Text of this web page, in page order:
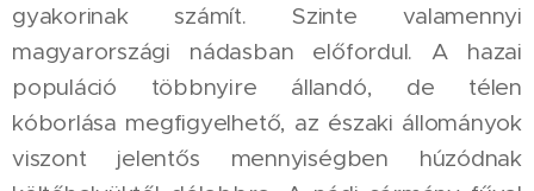
gyakorinak számít. Szinte valamennyi
magyarországi nádasban előfordul. A hazai
populáció többnyire állandó, de télen
kóborlása megfigyelhető, az északi állományok
viszont jelentős mennyiségben húzódnak